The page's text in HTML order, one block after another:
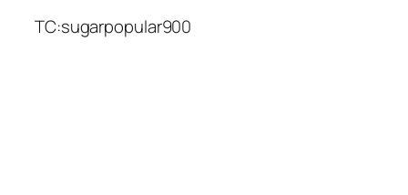
TC:sugarpopular900